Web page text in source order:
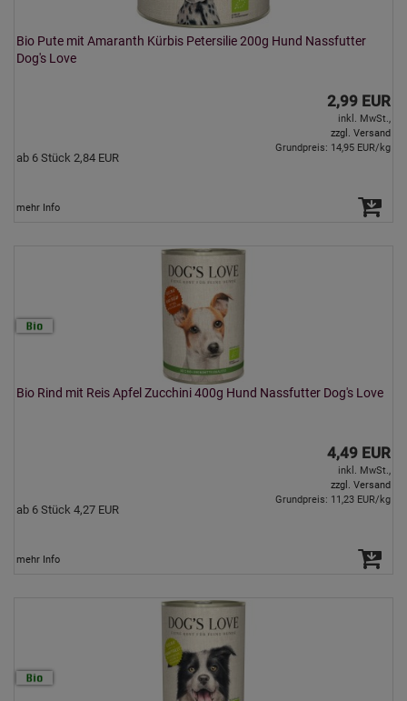
Bio Pute mit Amaranth Kürbis Petersilie 200g Hund Nassfutter
Dog's Love
2,99 EUR
inkl. MwSt.,
zzgl. Versand
ab 6 Stück 2,84 EUR
Grundpreis: 14,95 EUR/kg
mehr Info
Bio Rind mit Reis Apfel Zucchini 400g Hund Nassfutter Dog's Love
4,49 EUR
inkl. MwSt.,
zzgl. Versand
ab 6 Stück 4,27 EUR
Grundpreis: 11,23 EUR/kg
mehr Info